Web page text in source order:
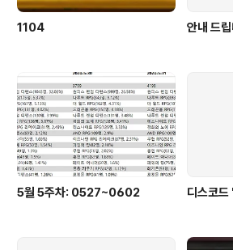
1104 안내 드
5월 5주차: 0527~0602 디스코